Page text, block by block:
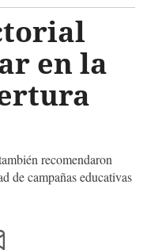
en la
recomendaron
de campañas educativas